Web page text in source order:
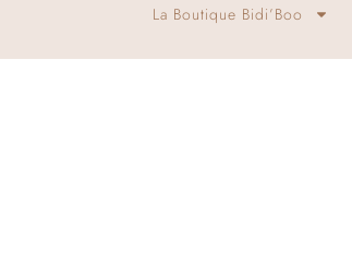
La Boutique Bidi’Boo